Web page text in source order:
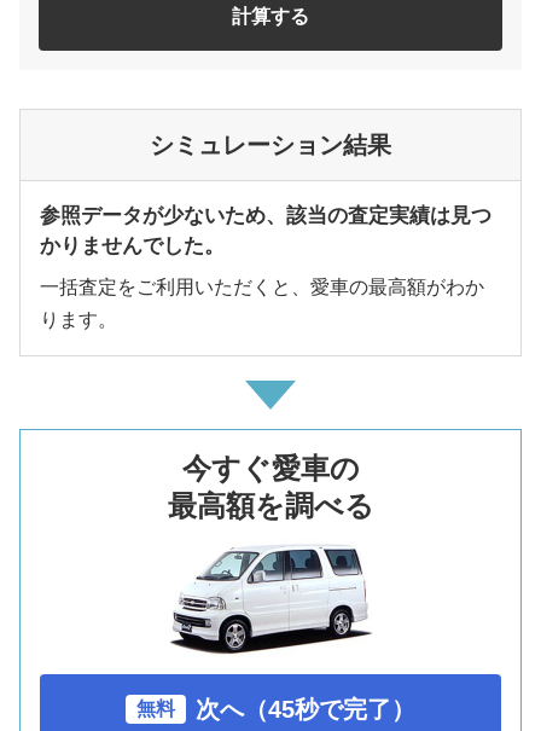
計算する
シミュレーション結果
参照データが少ないため、該当の査定実績は見つ
かりませんでした。
一括査定をご利用いただくと、愛車の最高額がわか
ります。
今すぐ愛車の
最高額を調べる
無料 次へ（45秒で完了）